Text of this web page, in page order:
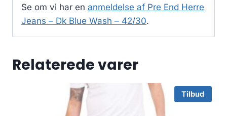
Se om vi har en anmeldelse af Pre End Herre
Jeans – Dk Blue Wash – 42/30.
Relaterede varer
Tilbud